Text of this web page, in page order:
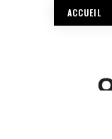
ACCUEIL